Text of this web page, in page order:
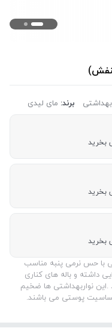
بهداشتی برند: مای لیدی
با حس نرمی پنبه مناسب
و باله های کناری
نواربهداشتی ها ضخیم
حساسیت پوستی می باشند.